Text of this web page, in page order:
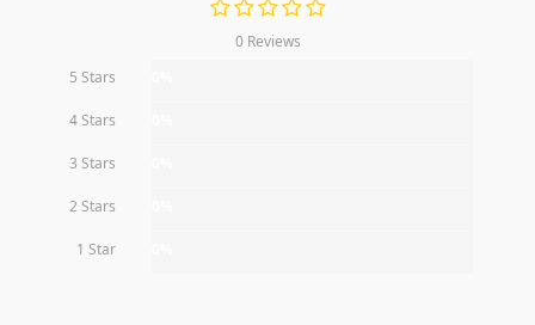
0 Reviews
5 Stars
4 Stars
3 Stars
2 Stars
1 Star